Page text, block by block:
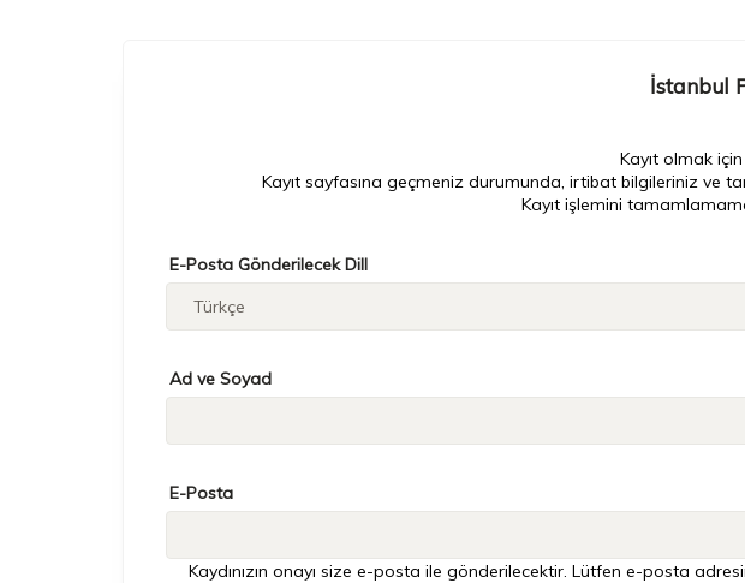
İstanbul
Kayıt olmak
Kayıt sayfasına geçmeniz durumunda, irtibat bilgileriniz ve
Kayıt işlemini
E-Posta Gönderilecek Dill
Ad ve Soyad
E-Posta
Kaydınızın onayı size e-posta ile gönderilecektir. Lütfen e-posta